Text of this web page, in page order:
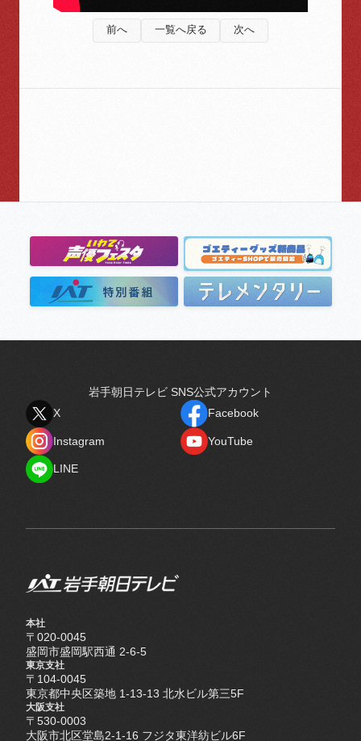
前へ 一覧へ戻る 次へ
岩手朝日テレビ SNS公式アカウント
X
Facebook
Instagram
YouTube
LINE
本社
〒020-0045
盛岡市盛岡駅西通 2-6-5
東京支社
〒104-0045
東京都中央区築地 1-13-13 北水ビル第三5F
大阪支社
〒530-0003
大阪市北区堂島2-1-16 フジタ東洋紡ビル6F